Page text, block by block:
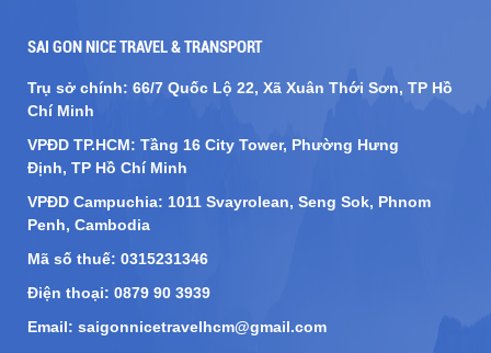
SAI GON NICE TRAVEL & TRANSPORT
Trụ sở chính: 66/7 Quốc Lộ 22, Xã Xuân Thới Sơn, TP Hồ
Chí Minh
VPĐD TP.HCM: Tầng 16 City Tower, Phường Hưng
Định, TP Hồ Chí Minh
VPĐD Campuchia: 1011 Svayrolean, Seng Sok, Phnom
Penh, Cambodia
Mã số thuế: 0315231346
Điện thoại: 0879 90 3939
Email: saigonnicetravelhcm@gmail.com